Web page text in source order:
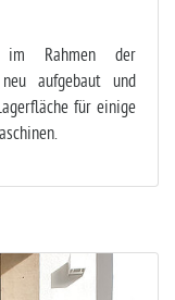
Rahmen der
neu aufgebaut und
für einige